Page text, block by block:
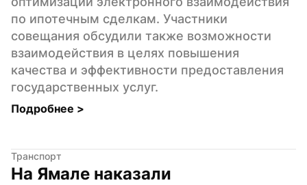
по ипотечным сделкам. Участники
совещания обсудили также возможности
взаимодействия в целях повышения
качества и эффективности предоставления
государственных услуг.
Подробнее >
Транспорт
На Ямале наказали